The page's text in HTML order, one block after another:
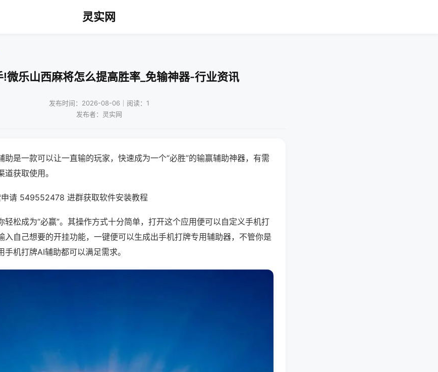
灵实网
!微乐山西麻将怎么提高胜率_免输神器-行业资讯
发布时间：2026-08-06｜阅读：1
发布者：灵实网
助是一款可以让一直输的玩家，快速成为一个“必胜”的输赢辅助神器，有需
获取使用。
请 549552478 进群获取软件安装教程
轻松成为“必赢”。其操作方式十分简单，打开这个应用便可以自定义手机打
入自己想要的开挂功能，一键便可以生成出手机打牌专用辅助器，不管你是
机打牌AI辅助都可以满足需求。